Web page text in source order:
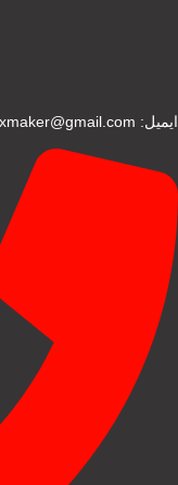
ایمیل: atisboxmaker@gmail.com